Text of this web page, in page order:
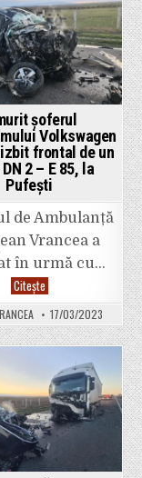
băut
conducea
haotic.
șoferul
Volkswagen
frontal de un
2 – E 85, la
Pufești
de Ambulanță
Vrancea a
în urmă cu…
CiteșteA
murit
șoferul
autoturismului
Volkswagen
care
izbit
frontal
de
un
tir,
pe
DN
–
17/03/2023